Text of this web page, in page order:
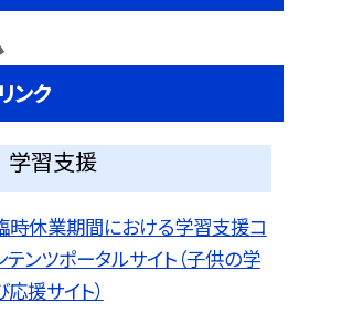
リンク
学習支援
時休業期間における学習支援コ
テンツポータルサイト（子供の学
応援サイト）